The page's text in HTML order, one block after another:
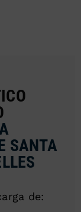
SANTA
de: